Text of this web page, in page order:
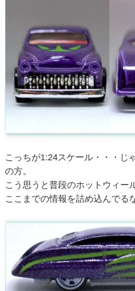
こっちが1:24スケール・・・じ
の方。
こう思うと普段のホットウィー
ここまでの情報を詰め込んでる